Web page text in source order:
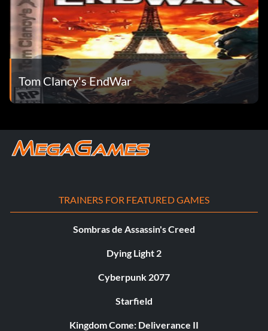
Tom Clancy's EndWar
TRAINERS FOR FEATURED GAMES
Sombras de Assassin's Creed
Dying Light 2
Cyberpunk 2077
Starfield
Kingdom Come: Deliverance II